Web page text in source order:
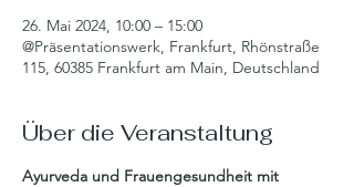
26. Mai 2024, 10:00 – 15:00
@Präsentationswerk, Frankfurt, Rhönstraße
115, 60385 Frankfurt am Main, Deutschland
Über die Veranstaltung
Ayurveda und Frauengesundheit mit